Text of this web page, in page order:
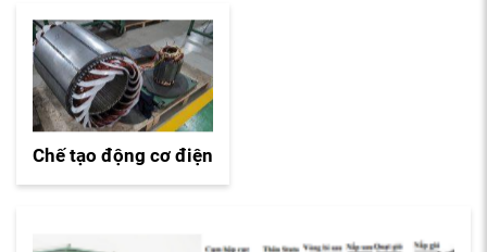
Chế tạo động cơ điện